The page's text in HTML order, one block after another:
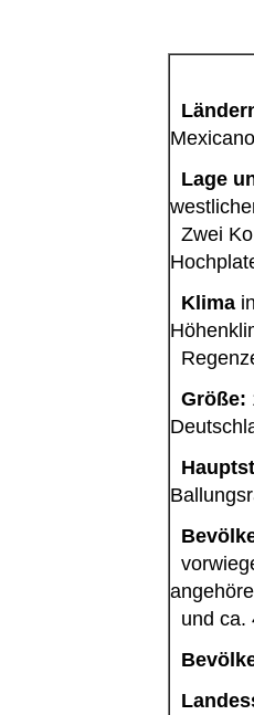
Lage
Zwei
Klima
Größe:
und ca.